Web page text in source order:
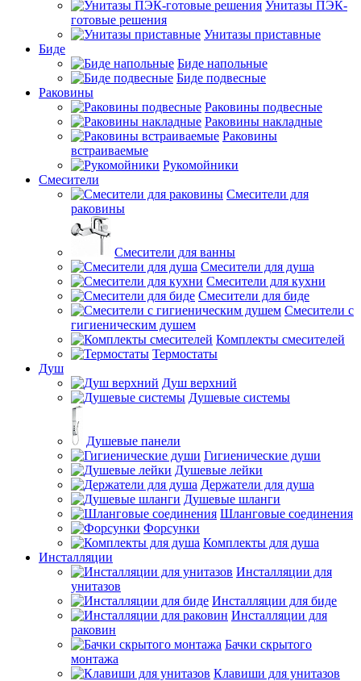
Унитазы ПЭК-
готовые решения
Унитазы приставные
Биде
Биде напольные
Биде подвесные
Раковины
Раковины подвесные
Раковины накладные
Раковины
встраиваемые
Рукомойники
Смесители
Смесители для
раковины
Смесители для ванны
Смесители для душа
Смесители для кухни
Смесители для биде
Смесители с
гигиеническим душем
Комплекты смесителей
Термостаты
Душ
Душ верхний
Душевые системы
Душевые панели
Гигиенические души
Душевые лейки
Держатели для душа
Душевые шланги
Шланговые соединения
Форсунки
Комплекты для душа
Инсталляции
Инсталляции для
унитазов
Инсталляции для биде
Инсталляции для
раковин
Бачки скрытого
монтажа
Клавиши для унитазов